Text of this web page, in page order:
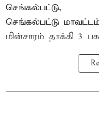
செங்கல்பட்டு,
செங்கல்பட்டு
மின்சாரம் தாக்கி 3 பசு